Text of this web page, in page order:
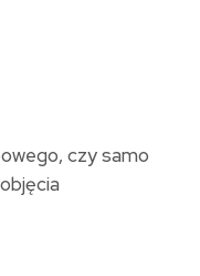
czy samo